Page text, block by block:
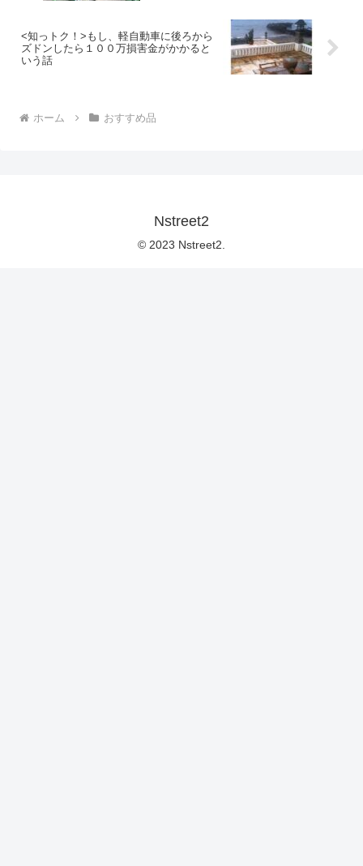
<知っトク！>もし、軽自動車に後ろから
ズドンしたら１００万損害金がかかると
いう話
ホーム おすすめ品
Nstreet2
© 2023 Nstreet2.